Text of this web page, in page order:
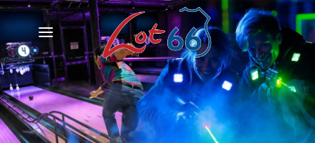
Ga
naar
inhoud